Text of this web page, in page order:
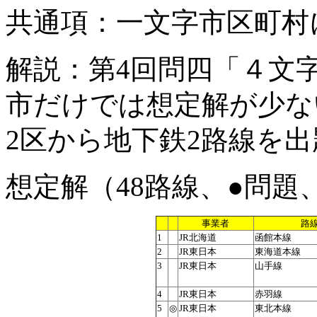
共通項：一文字市区町
解説：第4回問四「４文
市だけでは想定解が少
2区から地下鉄2路線を
想定解（48路線、●問
事業者
路
1
JR北海道
函館本線
2
JR東日本
東海道本線
3
JR東日本 山手線
4 JR東日本
赤羽線
5
◎ JR東日本 東北本線